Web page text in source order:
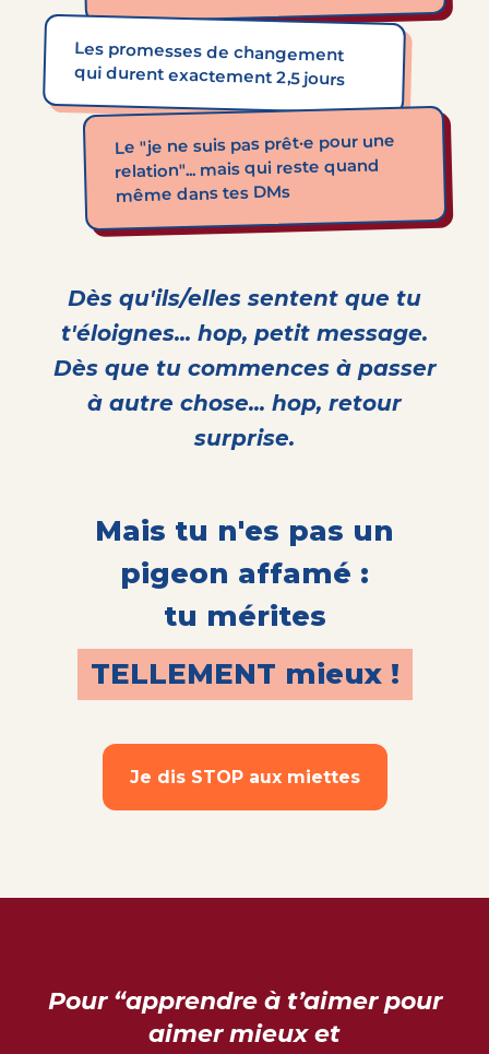
Les promesses de changement
qui durent exactement 2,5 jours
Le "je ne suis pas prêt·e pour une
relation"... mais qui reste quand
même dans tes DMs
Dès qu'ils/elles sentent que tu
t'éloignes... hop, petit message.
Dès que tu commences à passer
à autre chose... hop, retour
surprise.
Mais tu n'es pas un
pigeon affamé :
tu mérites
TELLEMENT mieux !
Je dis STOP aux miettes
Pour “apprendre à t’aimer pour
aimer mieux et